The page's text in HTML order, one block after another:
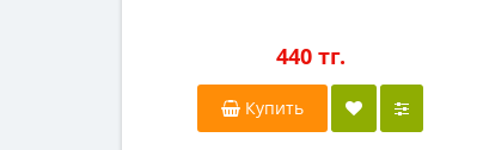
440 тг.
Купить